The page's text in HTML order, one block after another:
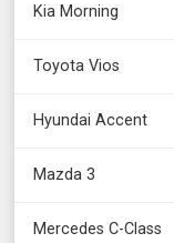
Kia Morning
Toyota Vios
Hyundai Accent
Mazda 3
Mercedes C-Class